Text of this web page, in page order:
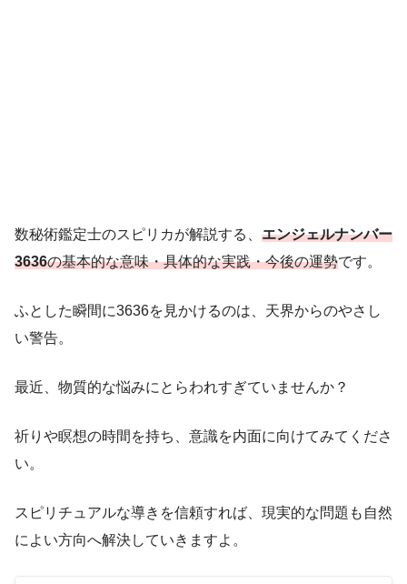
数秘術鑑定士のスピリカが解説する、 エンジェルナンバー
3636の基本的な意味・具体的な実践・今後の運勢です。
ふとした瞬間に3636を見かけるのは、天界からのやさし
い警告。
最近、物質的な悩みにとらわれすぎていませんか？
祈りや瞑想の時間を持ち、意識を内面に向けてみてくださ
い。
スピリチュアルな導きを信頼すれば、現実的な問題も自然
によい方向へ解決していきますよ。